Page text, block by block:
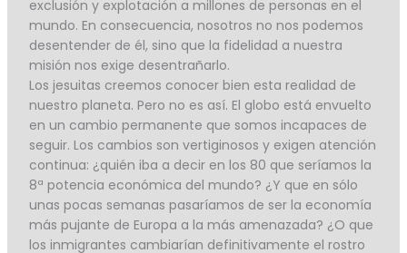
exclusión y explotación a millones de personas en el
mundo. En consecuencia, nosotros no nos podemos
desentender de él, sino que la fidelidad a nuestra
misión nos exige desentrañarlo.
Los jesuitas creemos conocer bien esta realidad de
nuestro planeta. Pero no es así. El globo está envuelto
en un cambio permanente que somos incapaces de
seguir. Los cambios son vertiginosos y exigen atención
continua: ¿quién iba a decir en los 80 que seríamos la
8ª potencia económica del mundo? ¿Y que en sólo
unas pocas semanas pasaríamos de ser la economía
más pujante de Europa a la más amenazada? ¿O que
los inmigrantes cambiarían definitivamente el rostro